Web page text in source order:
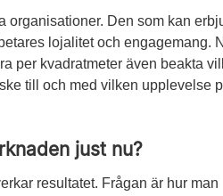
organisationer. Den som kan
lojalitet och engagemang.
per kvadratmeter även beakta
till och med vilken upplevelse
just nu?
resultatet. Frågan är hur man